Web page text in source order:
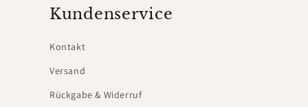
Kundenservice
Kontakt
Versand
Rückgabe & Widerruf